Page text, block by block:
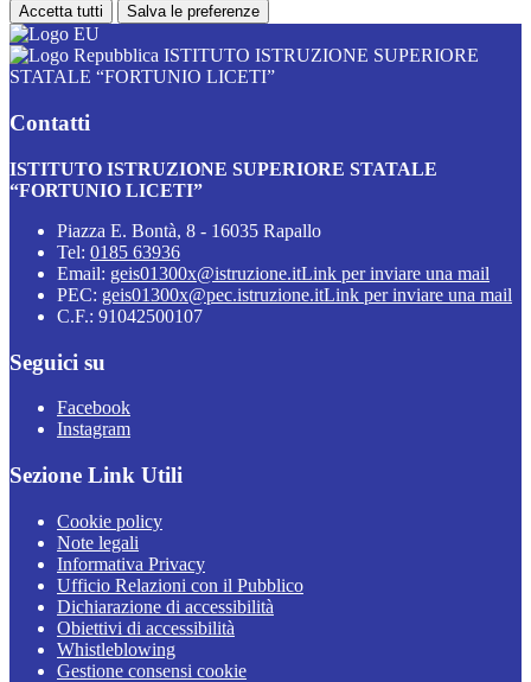
Accetta tutti Salva le preferenze
ISTITUTO ISTRUZIONE SUPERIORE
STATALE “FORTUNIO LICETI”
Contatti
ISTITUTO ISTRUZIONE SUPERIORE STATALE
“FORTUNIO LICETI”
Piazza E. Bontà, 8 - 16035 Rapallo
Tel: 0185 63936
Email: geis01300x@istruzione.itLink per inviare una mail
PEC: geis01300x@pec.istruzione.itLink per inviare una mail
C.F.: 91042500107
Seguici su
Facebook
Instagram
Sezione Link Utili
Cookie policy
Note legali
Informativa Privacy
Ufficio Relazioni con il Pubblico
Dichiarazione di accessibilità
Obiettivi di accessibilità
Whistleblowing
Gestione consensi cookie